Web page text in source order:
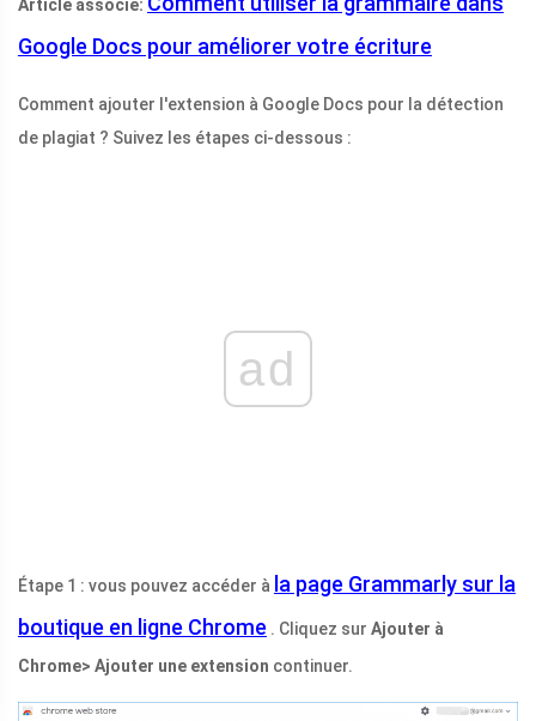
Article associé:
Google Docs pour améliorer votre écriture
Comment ajouter l'extension à Google Docs pour la détection
de plagiat ? Suivez les étapes ci-dessous :
ad
Étape 1 : vous pouvez accéder à la page Grammarly sur la
boutique en ligne Chrome . Cliquez sur Ajouter à
Chrome> Ajouter une extension continuer.